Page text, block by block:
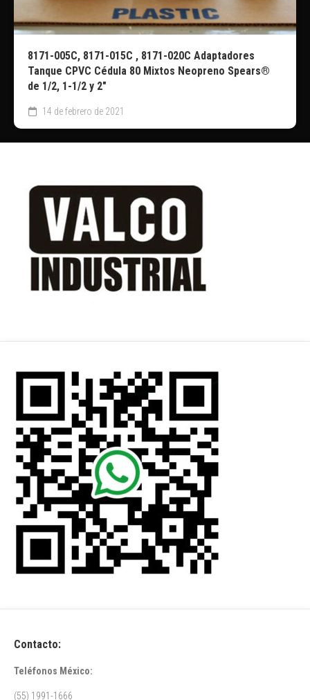
8171-005C, 8171-015C , 8171-020C Adaptadores
Tanque CPVC Cédula 80 Mixtos Neopreno Spears®
de 1/2, 1-1/2 y 2″
14 de febrero de 2021
Contacto:
Teléfonos México:
(55) 1991-1666